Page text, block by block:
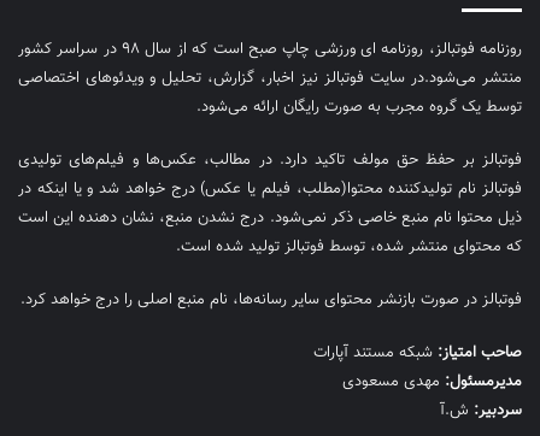
روزنامه فوتبالز، روزنامه ای ورزشی چاپ صبح است که از سال ۹۸ در سراسر کشور
منتشر می‌شود.در سایت فوتبالز نیز اخبار، گزارش، تحلیل و ویدئوهای اختصاصی
توسط یک گروه مجرب به صورت رایگان ارائه می‌شود.
فوتبالز بر حفظ حق مولف تاکید دارد. در مطالب، عکس‌ها و فیلم‌های تولیدی
فوتبالز نام تولیدکننده محتوا(مطلب، فیلم یا عکس) درج خواهد شد و یا اینکه در
ذیل محتوا نام منبع خاصی ذکر نمی‌‎شود. درج نشدن منبع، نشان دهنده این است
که محتوای منتشر شده، توسط فوتبالز تولید شده است.
فوتبالز در صورت بازنشر محتوای سایر رسانه‌ها، نام منبع اصلی را درج خواهد کرد.
صاحب امتیاز: شبکه مستند آپارات
مديرمسئول: مهدی مسعودی
سردبیر: ش.آ